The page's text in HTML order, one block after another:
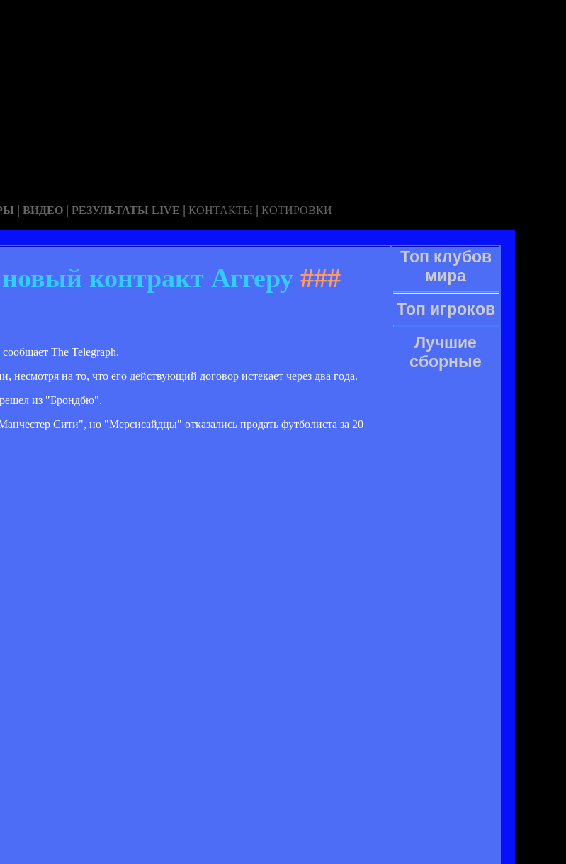
| ВИДЕО | РЕЗУЛЬТАТЫ LIVE | КОНТАКТЫ | КОТИРОВКИ
контракт Аггеру ###
The Telegraph.
на то, что его действующий договор истекает через два года.
из "Брондбю".
Сити", но "Мерсисайдцы" отказались продать футболиста за 20
Топ клубов
мира
Топ игроков
Лучшие
сборные